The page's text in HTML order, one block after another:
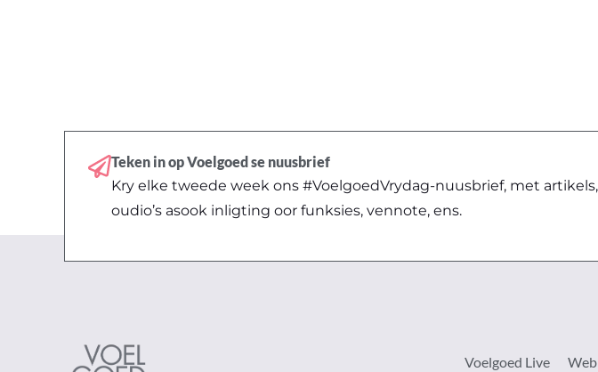
Teken in op Voelgoed se nuusbrief
Kry elke tweede week ons #VoelgoedVrydag-nuusbrief, met artikels,
oudio’s asook inligting oor funksies, vennote, ens.
Voelgoed Live